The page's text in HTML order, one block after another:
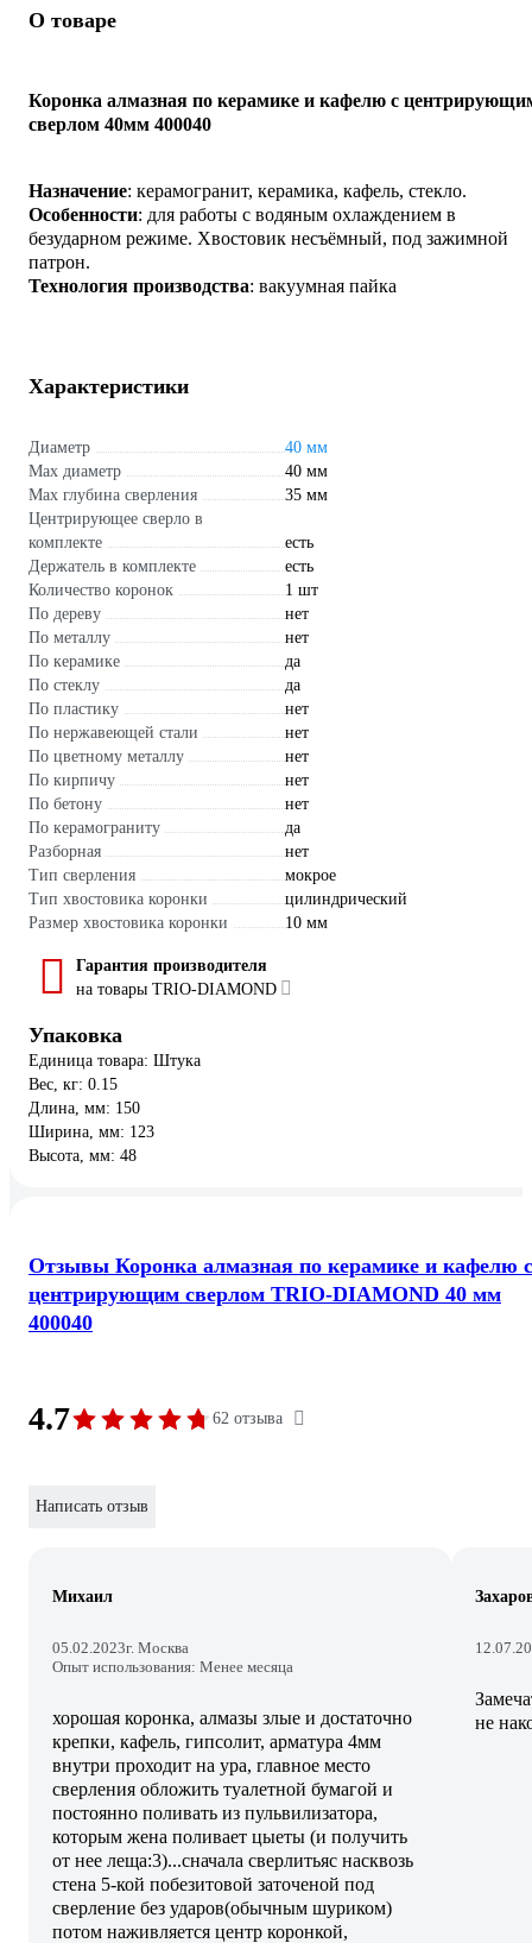
О товаре
Коронка алмазная по керамике и кафелю с
сверлом 40мм 400040
Назначение: керамогранит, керамика, кафель, стекло.
Особенности: для работы с водяным охлаждением в
безударном режиме. Хвостовик несъёмный, под зажимной
патрон.
Технология производства: вакуумная пайка
Характеристики
Диаметр
40 мм
Max диаметр
40 мм
Max глубина сверления
35 мм
Центрирующее сверло в
комплекте
есть
Держатель в комплекте
есть
Количество коронок
1 шт
По дереву
нет
По металлу
нет
По керамике
да
По стеклу
да
По пластику
нет
По нержавеющей стали
нет
По цветному металлу
нет
По кирпичу
нет
По бетону
нет
По керамограниту
да
Разборная
нет
Тип сверления
мокрое
Тип хвостовика коронки
цилиндрический
Размер хвостовика коронки
10 мм
Гарантия производителя
на товары TRIO-DIAMOND
Упаковка
Единица товара: Штука
Вес, кг: 0.15
Длина, мм: 150
Ширина, мм: 123
Высота, мм: 48
Отзывы Коронка алмазная по керамике и кафелю с
центрирующим сверлом TRIO-DIAMOND 40 мм
400040
4.7 62 отзыва
Написать отзыв
Михаил
05.02.2023г. Москва
Опыт использования: Менее месяца
хорошая коронка, алмазы злые и достаточно
крепки, кафель, гипсолит, арматура 4мм
внутри проходит на ура, главное место
сверления обложить туалетной бумагой и
постоянно поливать из пульвилизатора,
которым жена поливает цыеты (и получить
от нее леща:3)...сначала сверлитьяс насквозь
стена 5-кой побезитовой заточеной под
сверление без ударов(обычным шуриком)
потом наживляется центр коронкой,
не